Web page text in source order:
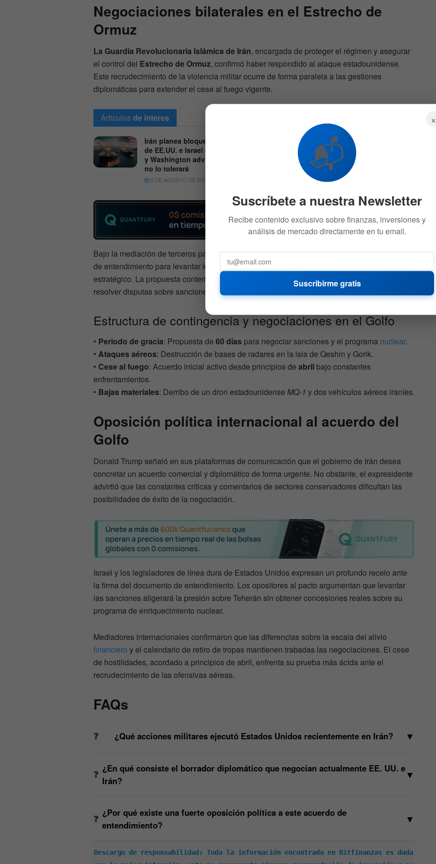
Negociaciones bilaterales en el Estrecho de
Ormuz
La Guardia Revolucionaria Islámica de Irán, encargada de proteger el régimen y asegurar
el control del Estrecho de Ormuz, confirmó haber respondido al ataque estadounidense.
Este recrudecimiento de la violencia militar ocurre de forma paralela a las gestiones
diplomáticas para extender el cese al fuego vigente.
Articulosde interes
Irán planea bloquear barcos
de EE.UU. e Israel en Ormuz
y Washington advierte que
no lo tolerará
6 DE AGOSTO DE 2026
El oro vuelve a brillar: los
motivos detrás de la subida
de su precio
6 DE AGOSTO DE 2026
Bajo la mediación de terceros países, las delegaciones discuten un borrador de memorando
de entendimiento para levantar los bloqueos de navegación recíprocos en el canal
estratégico. La propuesta contempla un periodo de gracia prorrogable de
60 días
resolver disputas sobre sanciones y compromisos
Estructura de contingencia y negociaciones en el Golfo
• Periodo de gracia: Propuesta de 60 días para negociar sanciones y el programa nuclear.
• Ataques aéreos: Destrucción de bases de radares en la isla de Qeshm y Gorik.
• Cese al fuego: Acuerdo inicial activo desde principios de abril bajo constantes
enfrentamientos.
• Bajas materiales: Derribo de un dron estadounidense MQ-1 y dos vehículos aéreos iraníes.
Oposición política internacional al acuerdo del
Golfo
Donald Trump señaló en sus plataformas de comunicación que el gobierno de Irán desea
concretar un acuerdo comercial y diplomático de forma urgente. No obstante, el expresidente
advirtió que las constantes críticas y comentarios de sectores conservadores dificultan las
posibilidades de éxito de la negociación.
Israel y los legisladores de línea dura de Estados Unidos expresan un profundo recelo ante
la firma del documento de entendimiento. Los opositores al pacto argumentan que levantar
las sanciones aligerará la presión sobre Teherán sin obtener concesiones reales sobre su
programa de enriquecimiento nuclear.
Mediadores internacionales confirmaron que las diferencias sobre la escala del alivio
financiero y el calendario de retiro de tropas mantienen trabadas las negociaciones. El cese
de hostilidades, acordado a principios de abril, enfrenta su prueba más ácida ante el
recrudecimiento de las ofensivas aéreas.
FAQs
¿Qué acciones militares ejecutó Estados Unidos recientemente en Irán? ▼
¿En qué consiste el borrador diplomático que negocian actualmente EE. UU. e
Irán?
▼
¿Por qué existe una fuerte oposición política a este acuerdo de
entendimiento?
▼
Descargo de responsabilidad: Toda la información encontrada en Bitfinanzas es dada
×
📬
Suscríbete a nuestra Newsletter
Recibe contenido exclusivo sobre finanzas, inversiones y
análisis de mercado directamente en tu email.
Suscribirme gratis